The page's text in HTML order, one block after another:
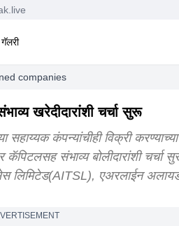
companies
खरेदीदारांशी चर्चा सुरू
सहाय्यक कंपन्यांचीही विक्री
संभाव्य बोलीदारांशी चर्चा
लिमिटेड(AITSL), एअरलाईन